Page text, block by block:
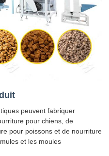
peuvent fabriquer
pour chiens, de
pour poissons et de nourriture
et les moules